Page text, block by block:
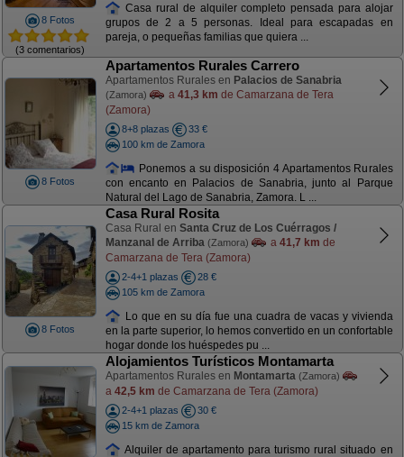
8 Fotos
(3 comentarios)
Casa rural de alquiler completo pensada para alojar
grupos de 2 a 5 personas. Ideal para escapadas en
pareja, o pequeñas familias que quiera ...
8 Fotos
Apartamentos Rurales Carrero
Apartamentos Rurales en Palacios de Sanabria
(Zamora) a 41,3 km de Camarzana de Tera
(Zamora)
8+8 plazas
33 €
100 km de Zamora
Ponemos a su disposición 4 Apartamentos Rurales
con encanto en Palacios de Sanabria, junto al Parque
Natural del Lago de Sanabria, Zamora. L ...
8 Fotos
Casa Rural Rosita
Casa Rural en Santa Cruz de Los Cuérragos /
Manzanal de Arriba (Zamora) a 41,7 km de
Camarzana de Tera (Zamora)
2-4+1 plazas
28 €
105 km de Zamora
Lo que en su día fue una cuadra de vacas y vivienda
en la parte superior, lo hemos convertido en un confortable
hogar donde los huéspedes pu ...
Alojamientos Turísticos Montamarta
Apartamentos Rurales en Montamarta (Zamora)
a 42,5 km de Camarzana de Tera (Zamora)
2-4+1 plazas
30 €
15 km de Zamora
Alquiler de apartamento para turismo rural situado en